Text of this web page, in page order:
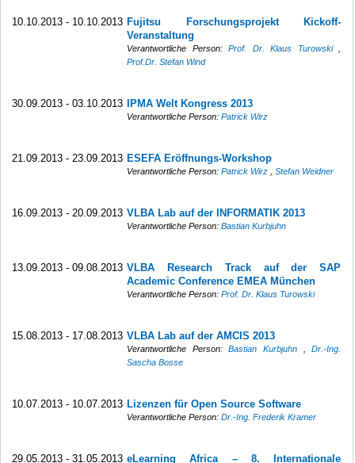
10.10.2013 - 10.10.2013 Fujitsu Forschungsprojekt Kickoff-
Veranstaltung
Verantwortliche Person:Prof. Dr. Klaus Turowski
Prof.Dr. Stefan Wind
30.09.2013 - 03.10.2013 IPMA Welt Kongress 2013
Verantwortliche Person:Patrick Wirz
21.09.2013 - 23.09.2013 ESEFA Eröffnungs-Workshop
Verantwortliche Person:Patrick Wirz ,Stefan Weidner
16.09.2013 - 20.09.2013 VLBA Lab auf der INFORMATIK 2013
Verantwortliche Person:Bastian Kurbjuhn
13.09.2013 - 09.08.2013 VLBA Research Track auf der SAP
Academic Conference EMEA München
Verantwortliche Person:Prof. Dr. Klaus Turowski
15.08.2013 - 17.08.2013 VLBA Lab auf der AMCIS 2013
Verantwortliche Person:Bastian Kurbjuhn ,Dr.-Ing.
Sascha Bosse
10.07.2013 - 10.07.2013 Lizenzen für Open Source Software
Verantwortliche Person:Dr.-Ing. Frederik Kramer
29.05.2013 - 31.05.2013 eLearning Africa – 8. Internationale